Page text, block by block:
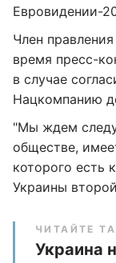
Евровидении-
Член
время пресс-
в случае
Нацкомпанию
"Мы ждем
обществе,
которого есть
Украины
ЧИТАЙТЕ
Украина